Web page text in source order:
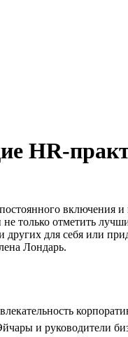
HR-
постоянного
только отметить
других для себя или
Лондарь.
и руководители